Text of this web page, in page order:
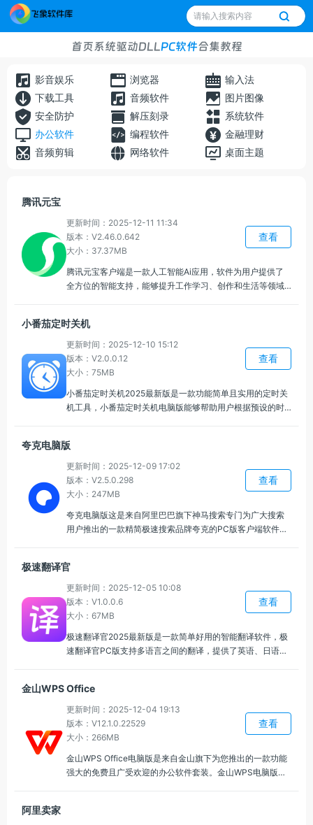
首页系统驱动DLLPC软件合集教程
影音娱乐 浏览器
输入法
下载工具
音频软件
图片图像
安全防护
解压刻录
系统软件
办公软件
编程软件
金融理财
音频剪辑
网络软件 桌面主题
腾讯元宝
更新时间：2025-12-11 11:34
版本：V2.46.0.642
大小：37.37MB
查看
腾讯元宝客户端是一款人工智能Ai应用，软件为用户提供了
全方位的智能支持，能够提升工作学习、创作和生活等领域
协作。
小番茄定时关机
更新时间：2025-12-10 15:12
版本：V2.0.0.12
大小：75MB
查看
小番茄定时关机2025最新版是一款功能简单且实用的定时关
机工具，小番茄定时关机电脑版能够帮助用户根据预设的时
作，方便多场景使用。
夸克电脑版
更新时间：2025-12-09 17:02
版本：V2.5.0.298
大小：247MB
查看
夸克电脑版这是来自阿里巴巴旗下神马搜索专门为广大搜索
用户推出的一款精简极速搜索品牌夸克的PC版客户端软件，
极速翻译官
更新时间：2025-12-05 10:08
版本：V1.0.0.6
大小：67MB
查看
极速翻译官2025最新版是一款简单好用的智能翻译软件，极
速翻译官PC版支持多语言之间的翻译，提供了英语、日语、
金山WPS Office
更新时间：2025-12-04 19:13
版本：V12.1.0.22529
大小：266MB
查看
金山WPS Office电脑版是来自金山旗下为您推出的一款功能
强大的免费且广受欢迎的办公软件套装。金山WPS电脑版它
阿里卖家